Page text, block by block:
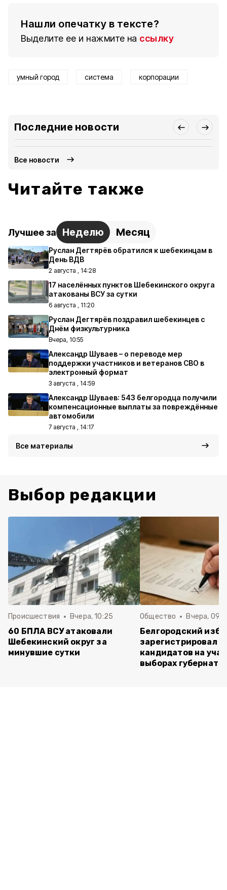
Нашли опечатку в тексте?
Выделите ее и нажмите на ссылку
умный город система корпорации
Последние новости
Все новости
Читайте также
Лучшее за Неделю Месяц
Руслан Дегтярёв обратился к шебекинцам в
День ВДВ
2 августа , 14:28
17 населённых пунктов Шебекинского округа
атакованы ВСУ за сутки
6 августа , 11:20
Руслан Дегтярёв поздравил шебекинцев с
Днём физкультурника
Вчера, 10:55
Александр Шуваев – о переводе мер
поддержки участников и ветеранов СВО в
электронный формат
3 августа , 14:59
Александр Шуваев: 543 белгородца получили
компенсационные выплаты за повреждённые
автомобили
7 августа , 14:17
Все материалы
Выбор редакции
Происшествия Вчера, 10:25
60 БПЛА ВСУ атаковали
Шебекинский округ за
минувшие сутки
Общество Вчера,
Белгородский
зарегистрировал
кандидатов на
выборах